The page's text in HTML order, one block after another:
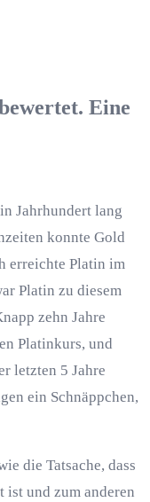
Eine
Jahrhundert lang
konnte Gold
erreichte Platin im
Platin zu diesem
zehn Jahre
Platinkurs, und
letzten 5 Jahre
ein Schnäppchen,
die Tatsache, dass
ist und zum anderen